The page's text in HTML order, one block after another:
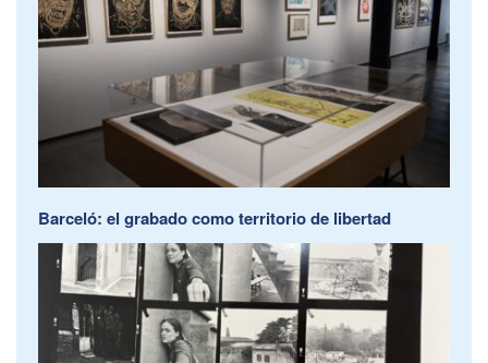
Barceló: el grabado como territorio de libertad